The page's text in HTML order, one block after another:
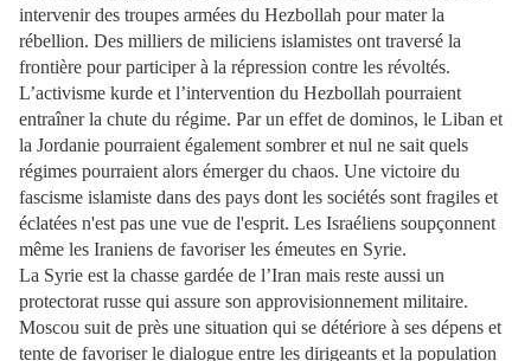
intervenir des troupes armées du Hezbollah pour mater la
rébellion. Des milliers de miliciens islamistes ont traversé la
frontière pour participer à la répression contre les révoltés.
L’activisme kurde et l’intervention du Hezbollah pourraient
entraîner la chute du régime. Par un effet de dominos, le Liban et
la Jordanie pourraient également sombrer et nul ne sait quels
régimes pourraient alors émerger du chaos. Une victoire du
fascisme islamiste dans des pays dont les sociétés sont fragiles et
éclatées n'est pas une vue de l'esprit. Les Israéliens soupçonnent
même les Iraniens de favoriser les émeutes en Syrie.
La Syrie est la chasse gardée de l’Iran mais reste aussi un
protectorat russe qui assure son approvisionnement militaire.
Moscou suit de près une situation qui se détériore à ses dépens et
tente de favoriser le dialogue entre les dirigeants et la population